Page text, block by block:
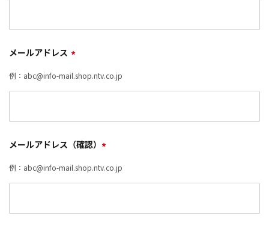
メールアドレス *
例：abc@info-mail.shop.ntv.co.jp
メールアドレス（確認） *
例：abc@info-mail.shop.ntv.co.jp